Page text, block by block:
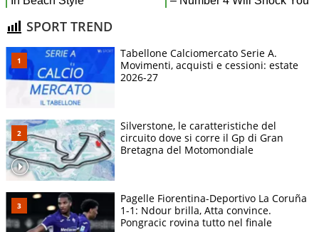
SPORT TREND
Tabellone Calciomercato Serie A.
Movimenti, acquisti e cessioni: estate
2026-27
Silverstone, le caratteristiche del
circuito dove si corre il Gp di Gran
Bretagna del Motomondiale
Pagelle Fiorentina-Deportivo La Coruña
1-1: Ndour brilla, Atta convince.
Pongracic rovina tutto nel finale